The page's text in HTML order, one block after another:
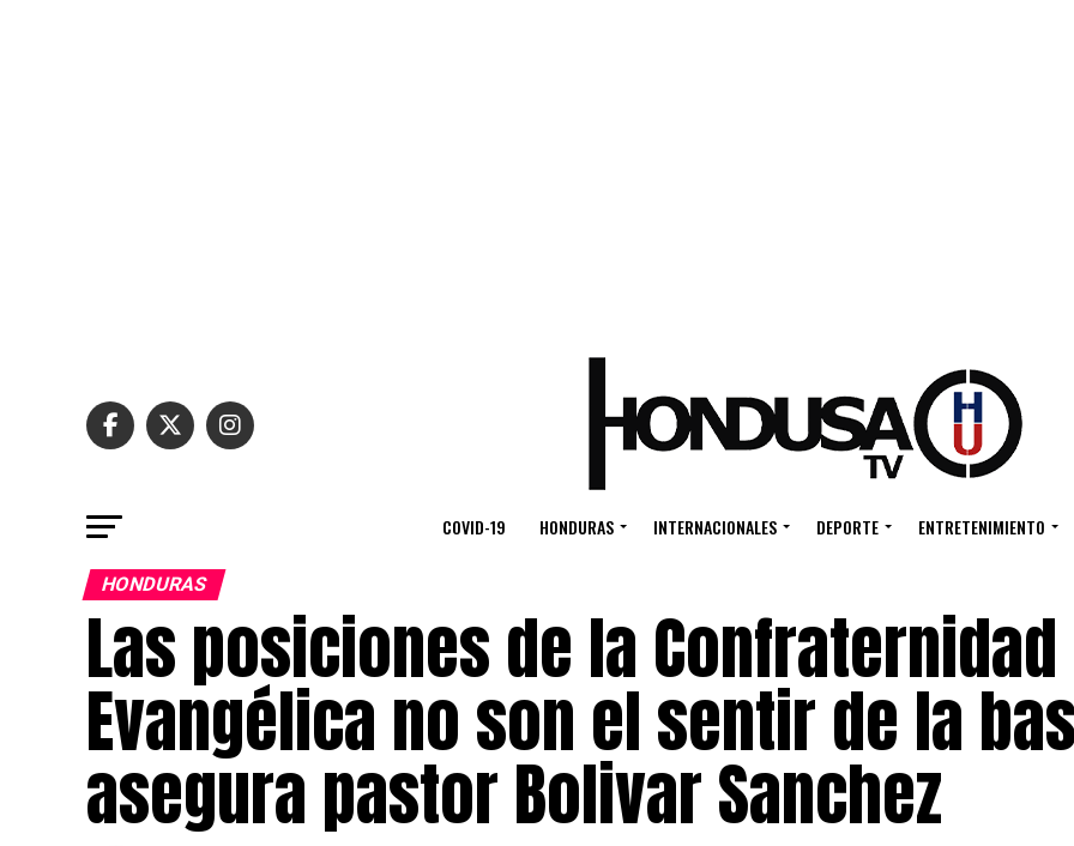
COVID-19 HONDURAS INTERNACIONALES DEPORTE ENTRETENIMIENTO
HONDURAS
Las posiciones de la Confraternidad
Evangélica no son el sentir de la
asegura pastor Bolivar Sanchez